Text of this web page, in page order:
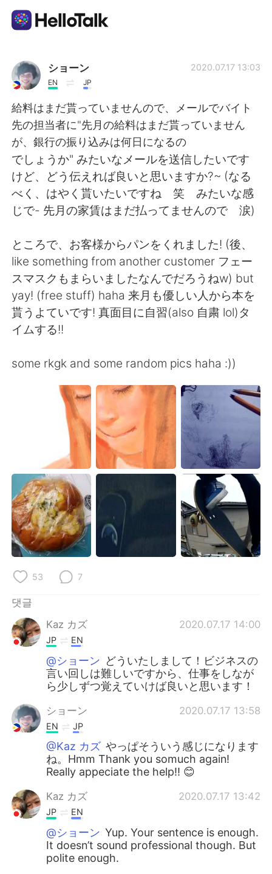
언어 교환 앱
AI Grammar Checker
한국어
English 简体中文
繁體中文 Español
العربية Français
Deutsch 日本語
Русский ไทย
Indonesia
Türkçe Tiếng Việt
Português
ショーン
EN JP
2020.07.17 13:03
給料はまだ貰っていませんので、メールでバイト
先の担当者に"先月の給料はまだ貰っていません
が、銀行の振り込みは何日になるの
でしょうか" みたいなメールを送信したいです
けど、どう伝えれば良いと思いますか?~ (なる
べく、はやく貰いたいですね 笑 みたいな感
じで- 先月の家賃はまだ払ってませんので 涙)
ところで、お客様からパンをくれました! (後、
like something from another customer フェー
スマスクもまらいましたなんでだろうねw) but
yay! (free stuff) haha 来月も優しい人から本を
貰うよていです! 真面目に自習(also 自粛 lol)タ
イムする!!
some rkgk and some random pics haha :))
53 7
댓글
Kaz カズ
2020.07.17 14:00
JP EN
@ショーン どういたしまして！ビジネスの
言い回しは難しいですから、仕事をしなが
ら少しずつ覚えていけば良いと思います！
ショーン 2020.07.17 13:58
EN JP
@Kaz カズ やっぱそういう感じになります
ね。Hmm Thank you somuch again!
Really appeciate the help!! 😊
Kaz カズ 2020.07.17 13:42
JP EN
@ショーン Yup. Your sentence is enough.
It doesn’t sound professional though. But
polite enough.